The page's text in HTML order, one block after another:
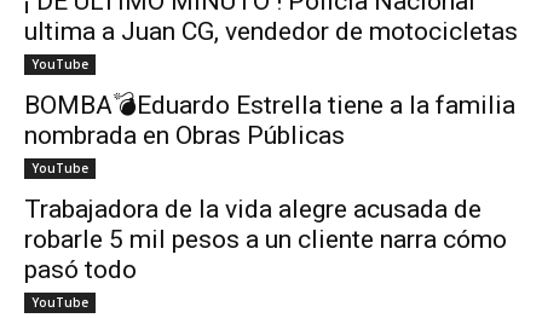
ultima a Juan CG, vendedor de motocicletas
YouTube
BOMBA💣Eduardo Estrella tiene a la familia
nombrada en Obras Públicas
YouTube
Trabajadora de la vida alegre acusada de
robarle 5 mil pesos a un cliente narra cómo
pasó todo
YouTube